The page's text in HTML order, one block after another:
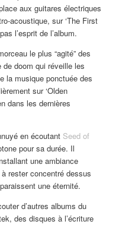
aux guitares électriques
acoustique, sur ‘The First
l’esprit de l’album.
le plus “agité” des
doom qui réveille les
la musique ponctuée des
sur ‘Olden
dans les dernières
en écoutant Seed of
pour sa durée. Il
une ambiance
rester concentré dessus
une éternité.
d’autres albums du
des disques à l’écriture